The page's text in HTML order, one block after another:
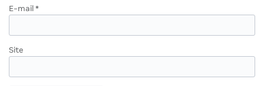
E-mail *
Site